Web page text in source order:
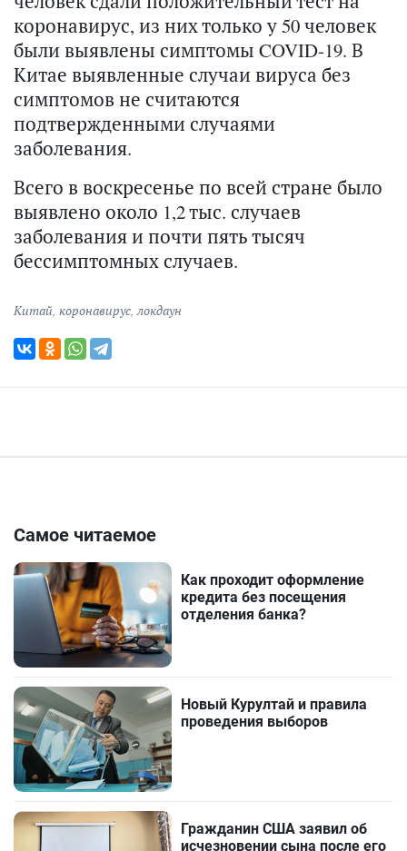
коронавирус, из них только у 50 человек
были выявлены симптомы COVID-19. В
Китае выявленные случаи вируса без
симптомов не считаются
подтвержденными случаями
заболевания.
Всего в воскресенье по всей стране было
выявлено около 1,2 тыс. случаев
заболевания и почти пять тысяч
бессимптомных случаев.
Китай коронавирус ,локдаун
Самое читаемое
Как проходит оформление
кредита без посещения
отделения банка?
Новый Курултай и правила
проведения выборов
Гражданин США заявил об
исчезновении сына после его